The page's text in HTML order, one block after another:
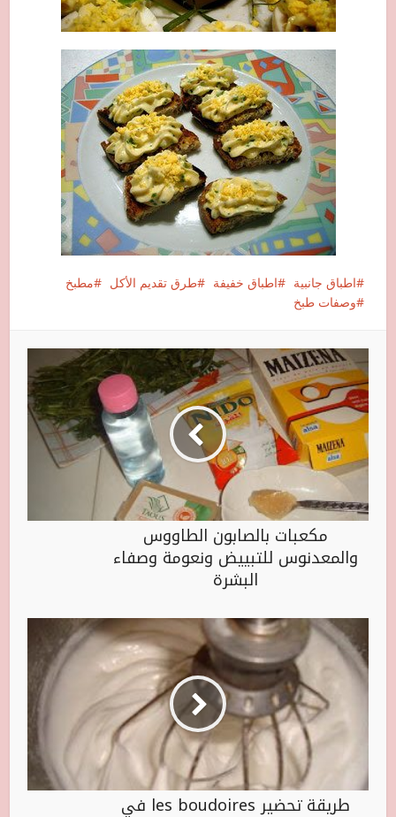
اطباق جانبية اطباق خفيفة طرق تقديم الأكل
مطبخ
وصفات طبخ
مكعبات بالصابون الطاووس
والمعدنوس للتبييض ونعومة وصفاء
البشرة
طريقة تحضير les boudoires في